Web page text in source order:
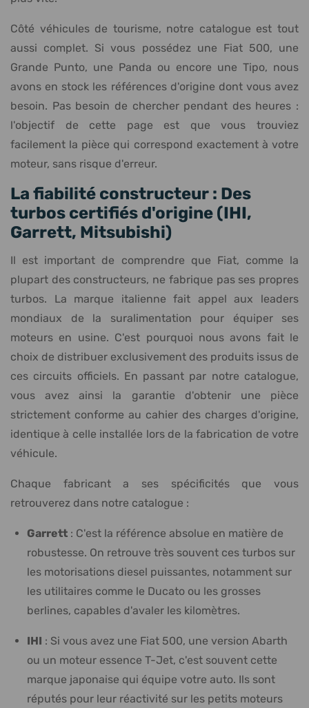
Côté véhicules de tourisme, notre catalogue est tout
aussi complet. Si vous possédez une Fiat 500, une
Grande Punto, une Panda ou encore une Tipo, nous
avons en stock les références d'origine dont vous avez
besoin. Pas besoin de chercher pendant des heures :
l'objectif de cette page est que vous trouviez
facilement la pièce qui correspond exactement à votre
moteur, sans risque d'erreur.
La fiabilité constructeur : Des
turbos certifiés d'origine (IHI,
Garrett, Mitsubishi)
Il est important de comprendre que Fiat, comme la
plupart des constructeurs, ne fabrique pas ses propres
turbos. La marque italienne fait appel aux leaders
mondiaux de la suralimentation pour équiper ses
moteurs en usine. C'est pourquoi nous avons fait le
choix de distribuer exclusivement des produits issus de
ces circuits officiels. En passant par notre catalogue,
vous avez ainsi la garantie d'obtenir une pièce
strictement conforme au cahier des charges d'origine,
identique à celle installée lors de la fabrication de votre
véhicule.
Chaque fabricant a ses spécificités que vous
retrouverez dans notre catalogue :
Garrett : C'est la référence absolue en matière de
robustesse. On retrouve très souvent ces turbos sur
les motorisations diesel puissantes, notamment sur
les utilitaires comme le Ducato ou les grosses
berlines, capables d'avaler les kilomètres.
IHI : Si vous avez une Fiat 500, une version Abarth
ou un moteur essence T-Jet, c'est souvent cette
marque japonaise qui équipe votre auto. Ils sont
réputés pour leur réactivité sur les petits moteurs